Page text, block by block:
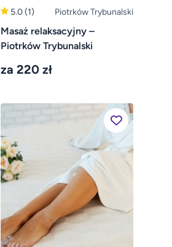
5.0(1) Piotrków Trybunalski
Masaż relaksacyjny –
Piotrków Trybunalski
za 220 zł